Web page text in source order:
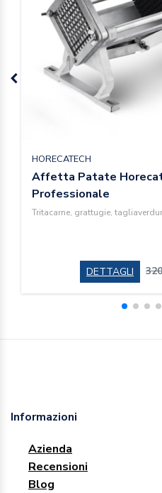
HORECATECH
Affetta Patate
Professionale
Tritacarne, grattugie,
DETTAGLI
Informazioni
Azienda
Recensioni
Blog